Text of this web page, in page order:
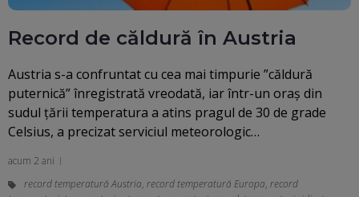
Record de căldură în Austria
Austria s-a confruntat cu cea mai timpurie ”căldură
puternică” înregistrată vreodată, iar într-un oraş din
sudul ţării temperatura a atins pragul de 30 de grade
Celsius, a precizat serviciul meteorologic…
acum 2 ani
record temperatură Austria, record temperatură Europa, record